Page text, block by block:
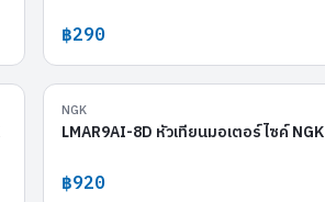
฿290
NGK
LMAR9AI-8D หัวเทียนมอเตอร์ไซค์ NGK
฿920